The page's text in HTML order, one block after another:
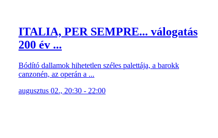
ITALIA, PER SEMPRE... válogatás
200 év ...
Bódító dallamok hihetetlen széles palettája, a barokk
canzonén, az operán a ...
augusztus 02., 20:30 - 22:00